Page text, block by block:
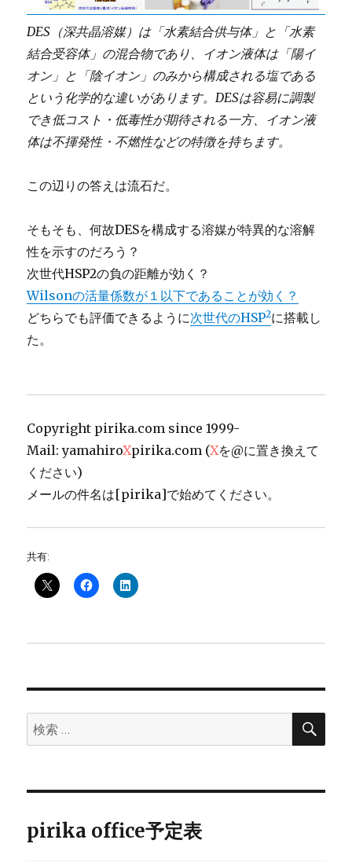
DES（深共晶溶媒）は「水素結合供与体」と「水素
結合受容体」の混合物であり、イオン液体は「陽イ
オン」と「陰イオン」のみから構成される塩である
という化学的な違いがあります。DESは容易に調製
でき低コスト・低毒性が期待される一方、イオン液
体は不揮発性・不燃性などの特徴を持ちます。
この辺りの答えは流石だ。
そもそも、何故DESを構成する溶媒が特異的な溶解
性を示すのだろう？
次世代HSP2の負の距離が効く？
Wilsonの活量係数が１以下であることが効く？
どちらでも評価できるように次世代のHSP2に搭載し
た。
Copyright pirika.com since 1999-
Mail: yamahiroXpirika.com (Xを@に置き換えて
ください)
メールの件名は[pirika]で始めてください。
共有:
検
索:
検
pirika office予定表